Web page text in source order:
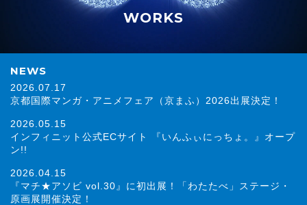
WORKS
NEWS
2026.07.17
京都国際マンガ・アニメフェア（京まふ）2026出展決定！
2026.05.15
インフィニット公式ECサイト 『いんふぃにっちょ。』オープ
ン!!
2026.04.15
『マチ★アソビ vol.30』に初出展！「わたたべ」ステージ・
原画展開催決定！